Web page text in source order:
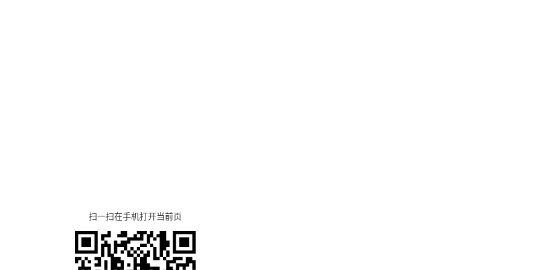
扫一扫在手机打开当前页